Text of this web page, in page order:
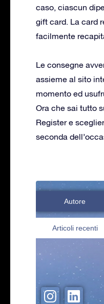
caso, ciascun
gift card. La card
facilmente
Le consegne
assieme al sito
momento ed
Ora che sai tutto
Register e
seconda
Autore
Articoli recenti